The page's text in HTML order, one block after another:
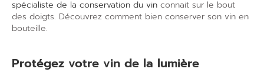
spécialiste de la conservation du vin connait sur le bout
des doigts. Découvrez comment bien conserver son vin en
bouteille.
Protégez votre vin de la lumière